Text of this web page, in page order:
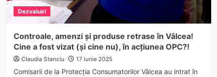
și
activitate
suspendată
Dezvaluiri
Controale, amenzi și produse retrase în Vâlcea!
Cine a fost vizat (și cine nu), în acțiunea OPC?!
Claudia Stanciu 17 iunie 2025
Comisarii de la Protecția Consumatorilor Vâlcea au intrat în